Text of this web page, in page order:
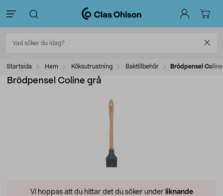
Startsida Hem Köksutrustning Baktillbehör Brödpensel
Brödpensel Coline grå
Vi hoppas att du hittar det du söker under liknande